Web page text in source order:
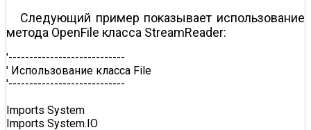
Следующий пример показывает использование
метода OpenFile класса StreamReader:
'----------------------------
' Использование класса File
'----------------------------
Imports System
Imports System.IO